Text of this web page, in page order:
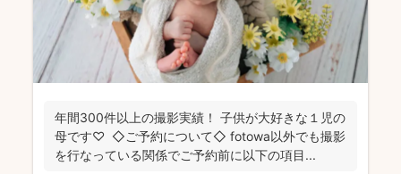
年間300件以上の撮影実績！ 子供が大好きな１児の
母です♡ ◇ご予約について◇ fotowa以外でも撮影
を行なっている関係でご予約前に以下の項目...